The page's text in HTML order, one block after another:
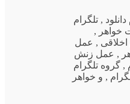
, تلگرام
خواهر ,
, عمل
, عمل زنش
, گروه تلگرام
, و خواهر